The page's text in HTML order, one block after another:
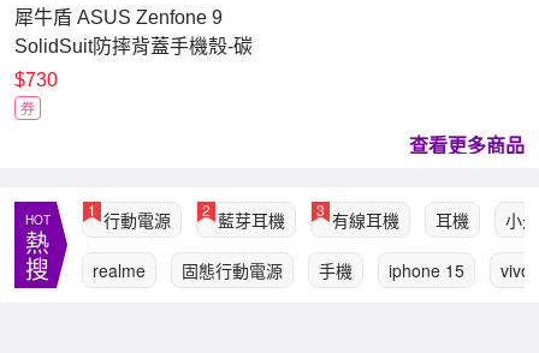
犀牛盾 ASUS Zenfone 9
SolidSuit防摔背蓋手機殼-碳
纖維紋路
$730
券
查看更多商品
HOT
熱
搜
1 行動電源 2 藍芽耳機 3 有線耳機 耳機 小米
realme 固態行動電源 手機 iphone 15 vivo